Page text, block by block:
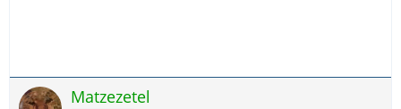
Matzezetel